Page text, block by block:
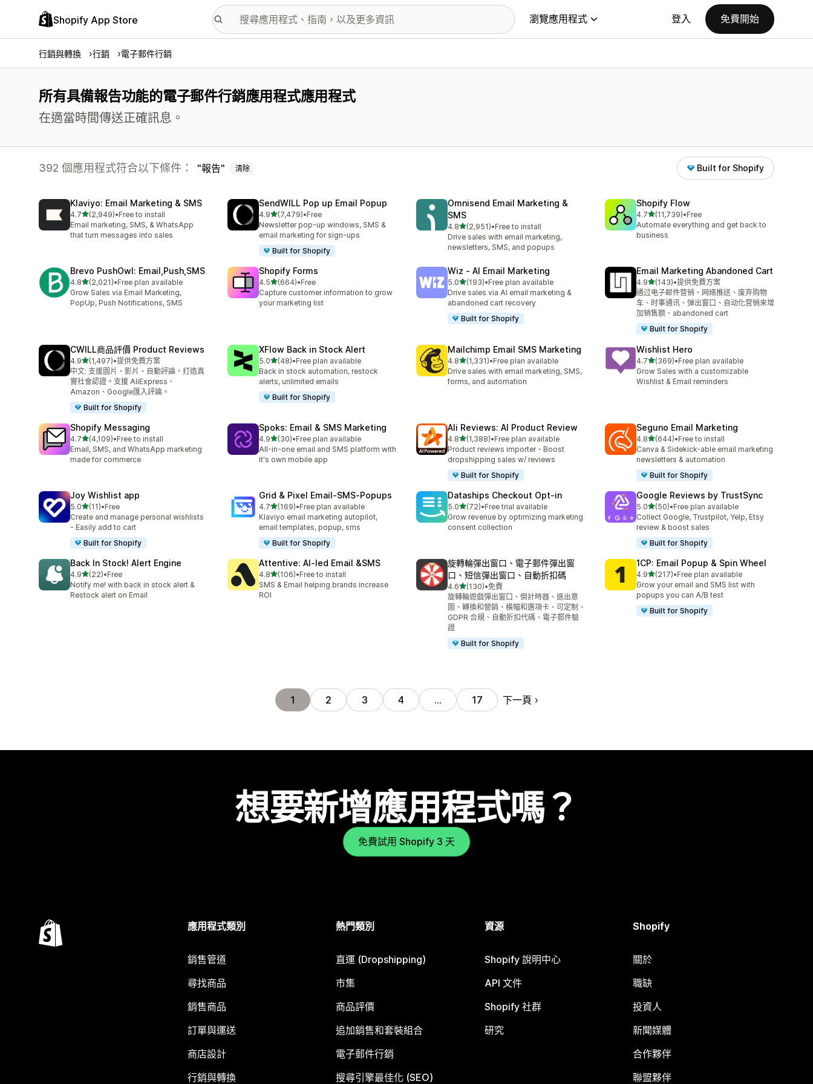
Shopify App Store 瀏覽應用程式 登入 免費開始
行銷與轉換 行銷 電子郵件行銷
所有具備報告功能的電子郵件行銷應用程式應用程式
在適當時間傳送正確訊息。
392 個應用程式符合以下條件： 報告 清除 Built for Shopify
Klaviyo: Email Marketing & SMS
4.7滿分 5 顆星
(2,949)
共有 2949 則評價
•Free to install
Email marketing, SMS, & WhatsApp
that turn messages into sales
SendWILL Pop up Email Popup
4.9滿分 5 顆星
(7,479)
共有 7479 則評價
•Free
Newsletter pop-up windows, SMS &
email marketing for sign-ups
Built for Shopify
Omnisend Email Marketing &
SMS
4.8滿分 5 顆星
(2,951)
共有 2951 則評價
•Free to install
Drive sales with email marketing,
newsletters, SMS, and popups
Shopify Flow
4.7滿分 5 顆星
(11,739)
共有 11739 則評價
•Free
Automate everything and get back to
business
Brevo PushOwl: Email,Push,SMS
4.8滿分 5 顆星
(2,021)
共有 2021 則評價
•Free plan available
Grow Sales via Email Marketing,
PopUp, Push Notifications, SMS
Shopify Forms
4.5滿分 5 顆星
(664)
共有 664 則評價
•Free
Capture customer information to grow
your marketing list
Wiz ‑ AI Email Marketing
5.0滿分 5 顆星
(193)
共有 193 則評價
•Free plan available
Drive sales via AI email marketing &
abandoned cart recovery
Built for Shopify
Email Marketing Abandoned Cart
4.9滿分 5 顆星
(143)
共有 143 則評價
•提供免費方案
通过电子邮件营销、网络推送、废弃购物
车、时事通讯、弹出窗口、自动化营销来增
加销售额、abandoned cart
Built for Shopify
CWILL商品評價 Product Reviews
4.9滿分 5 顆星
(1,497)
共有 1497 則評價
•提供免費方案
中文: 支援圖片、影片、自動評論，打造真
實社會認證。支援 AliExpress、
Amazon、Google匯入評論。
Built for Shopify
XFlow Back in Stock Alert
5.0滿分 5 顆星
(48)
共有 48 則評價
•Free plan available
Back in stock automation, restock
alerts, unlimited emails
Built for Shopify
Mailchimp Email SMS Marketing
4.8滿分 5 顆星
(1,331)
共有 1331 則評價
•Free plan available
Drive sales with email marketing, SMS,
forms, and automation
Wishlist Hero
4.7滿分 5 顆星
(369)
共有 369 則評價
•Free plan available
Grow Sales with a customizable
Wishlist & Email reminders
Shopify Messaging
4.7滿分 5 顆星
(4,109)
共有 4109 則評價
•Free to install
Email, SMS, and WhatsApp marketing
made for commerce
Spoks: Email & SMS Marketing
4.9滿分 5 顆星
(30)
共有 30 則評價
•Free plan available
All-in-one email and SMS platform with
it's own mobile app
Ali Reviews: AI Product Review
4.8滿分 5 顆星
(1,388)
共有 1388 則評價
•Free plan available
Product reviews importer - Boost
dropshipping sales w/ reviews
Built for Shopify
Seguno Email Marketing
4.8滿分 5 顆星
(644)
共有 644 則評價
•Free to install
Canva & Sidekick-able email marketing
newsletters & automation
Built for Shopify
Joy Wishlist app
5.0滿分 5 顆星
(11)
共有 11 則評價
•Free
Create and manage personal wishlists
- Easily add to cart
Built for Shopify
Grid & Pixel Email‑SMS‑Popups
4.7滿分 5 顆星
(169)
共有 169 則評價
•Free plan available
Klaviyo email marketing autopilot,
email templates, popup, sms
Built for Shopify
Dataships Checkout Opt‑in
5.0滿分 5 顆星
(72)
共有 72 則評價
•Free trial available
Grow revenue by optimizing marketing
consent collection
Google Reviews by TrustSync
5.0滿分 5 顆星
(50)
共有 50 則評價
•Free plan available
Collect Google, Trustpilot, Yelp, Etsy
review & boost sales
Built for Shopify
Back In Stock! Alert Engine
4.9滿分 5 顆星
(22)
共有 22 則評價
•Free
Notify me! with back in stock alert &
Restock alert on Email
Attentive: AI‑led Email &SMS
4.8滿分 5 顆星
(106)
共有 106 則評價
•Free to install
SMS & Email helping brands increase
ROI
旋轉輪彈出窗口、電子郵件彈出窗
口、短信彈出窗口、自動折扣碼
4.6滿分 5 顆星
(130)
共有 130 則評價
•免費
旋轉輪遊戲彈出窗口、倒計時器、退出意
圖、轉換和營銷、橫幅和選項卡、可定制、
GDPR 合規、自動折扣代碼、電子郵件驗
證
Built for Shopify
1CP: Email Popup & Spin Wheel
4.9滿分 5 顆星
(217)
共有 217 則評價
•Free plan available
Grow your email and SMS list with
popups you can A/B test
Built for Shopify
1 2 3 4 … 17 下一頁
想要新增應用程式嗎？
免費試用 Shopify 3 天
應用程式類別
銷售管道
尋找商品
銷售商品
訂單與運送
商店設計
行銷與轉換
熱門類別
直運 (Dropshipping)
市集
商品評價
追加銷售和套裝組合
電子郵件行銷
搜尋引擎最佳化 (SEO)
資源
Shopify 說明中心
API 文件
Shopify 社群
研究
Shopify
關於
職缺
投資人
新聞媒體
合作夥伴
聯盟夥伴